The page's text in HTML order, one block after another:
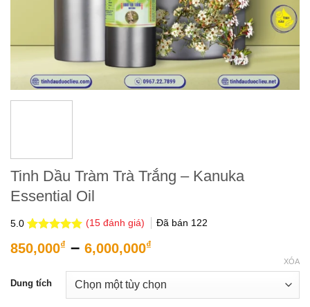
Tinh Dầu Tràm Trà Trắng – Kanuka
Essential Oil
5.0
trên 5
dựa trên
(15đánh giá) Đã bán 122
850,000₫ – 6,000,000₫
từ
850,000₫
Dung tích
XÓA